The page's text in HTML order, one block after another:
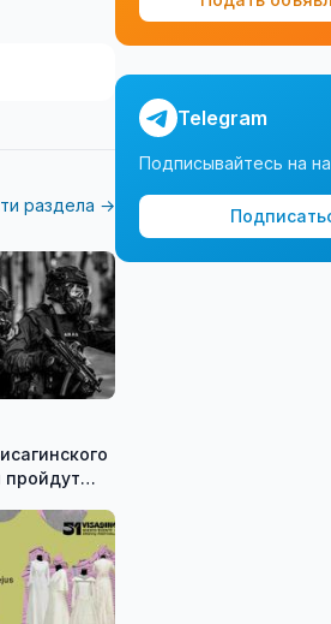
раздела →
пройдут
Telegram
Подписывайтесь на